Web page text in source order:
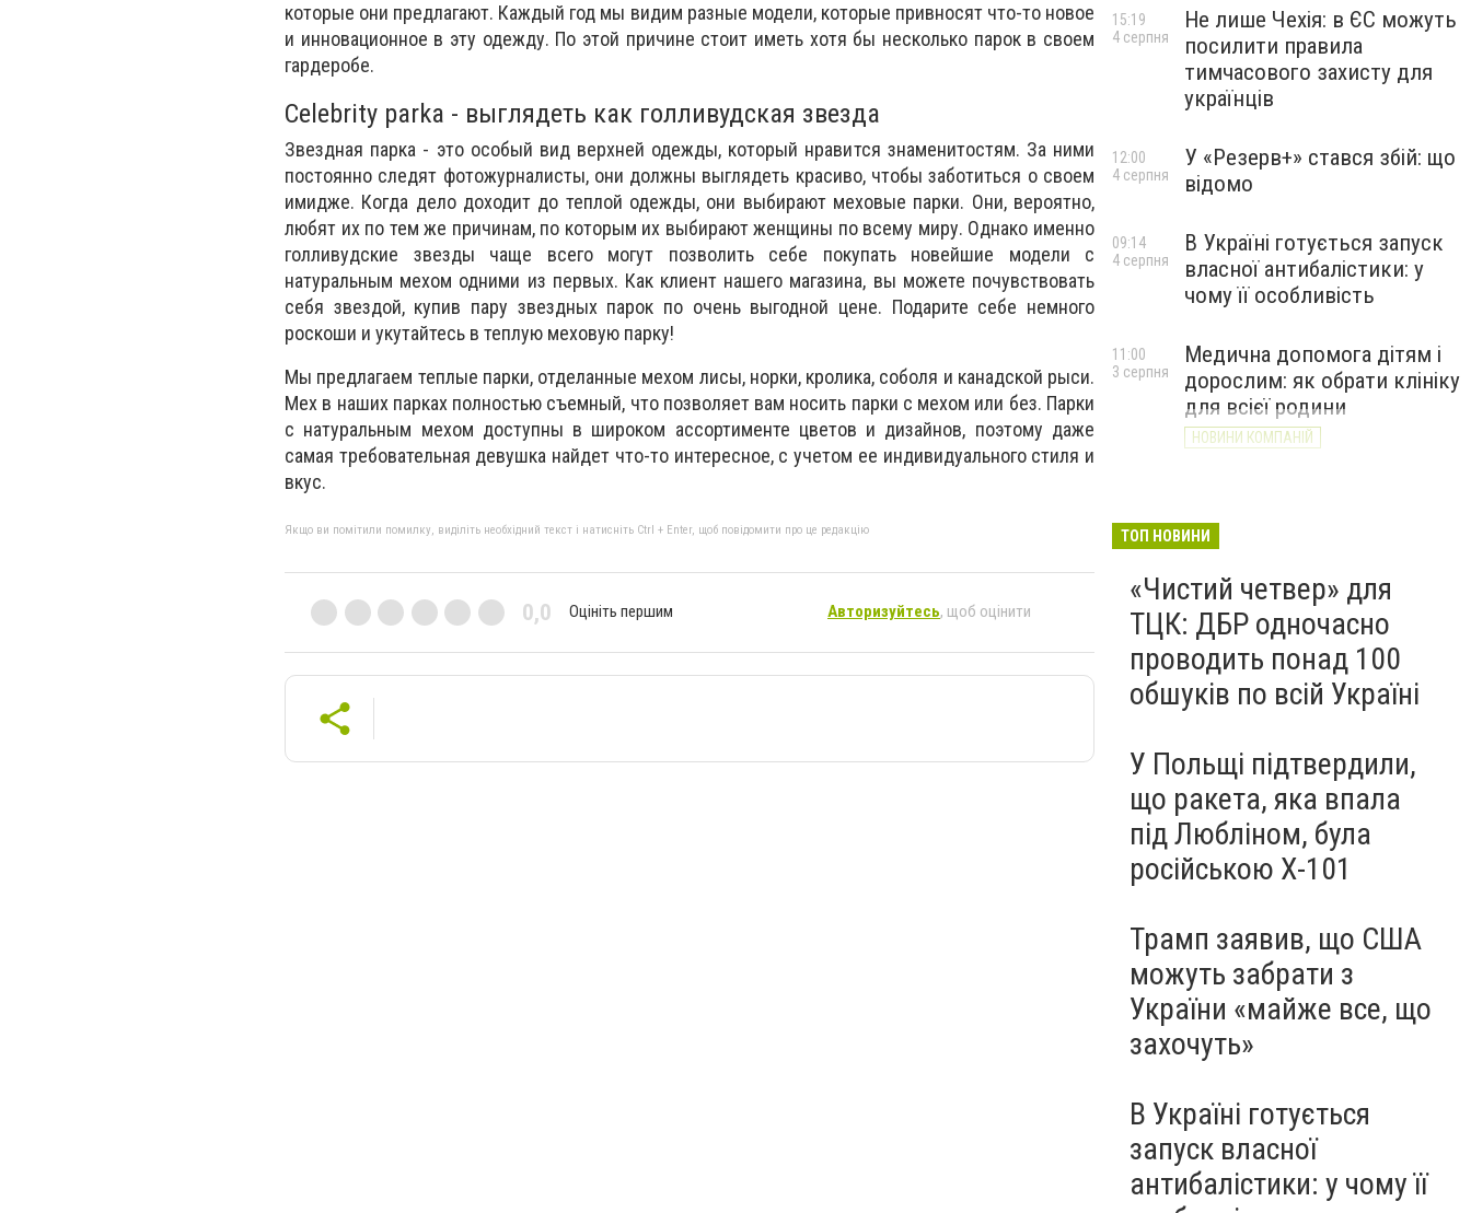
которые они предлагают. Каждый год мы видим разные модели, которые привносят что-то новое
и инновационное в эту одежду. По этой причине стоит иметь хотя бы несколько парок в своем
гардеробе.
Celebrity parka - выглядеть как голливудская звезда
Звездная парка - это особый вид верхней одежды, который нравится знаменитостям. За ними
постоянно следят фотожурналисты, они должны выглядеть красиво, чтобы заботиться о своем
имидже. Когда дело доходит до теплой одежды, они выбирают меховые парки. Они, вероятно,
любят их по тем же причинам, по которым их выбирают женщины по всему миру. Однако именно
голливудские звезды чаще всего могут позволить себе покупать новейшие модели с
натуральным мехом одними из первых. Как клиент нашего магазина, вы можете почувствовать
себя звездой, купив пару звездных парок по очень выгодной цене. Подарите себе немного
роскоши и укутайтесь в теплую меховую парку!
Мы предлагаем теплые парки, отделанные мехом лисы, норки, кролика, соболя и канадской рыси.
Мех в наших парках полностью съемный, что позволяет вам носить парки с мехом или без. Парки
с натуральным мехом доступны в широком ассортименте цветов и дизайнов, поэтому даже
самая требовательная девушка найдет что-то интересное, с учетом ее индивидуального стиля и
вкус.
Якщо ви помітили помилку, виділіть необхідний текст і натисніть Ctrl + Enter, щоб повідомити про це редакцію
0,0 Оцініть першим Авторизуйтесь, щоб оцінити
Не лише Чехія: в ЄС можуть
посилити правила
тимчасового захисту для
українців
15:19
4 серпня
У «Резерв+» стався збій: що
відомо
12:00
4 серпня
В Україні готується запуск
власної антибалістики: у
чому її особливість
09:14
4 серпня
Медична допомога дітям і
дорослим: як обрати клініку
для всієї родини
НОВИНИ КОМПАНІЙ
11:00
3 серпня
ТОП НОВИНИ
«Чистий четвер» для
ТЦК: ДБР одночасно
проводить понад 100
обшуків по всій Україні
У Польщі підтвердили,
що ракета, яка впала
під Любліном, була
російською Х-101
Трамп заявив, що США
можуть забрати з
України «майже все, що
захочуть»
В Україні готується
запуск власної
антибалістики: у чому її